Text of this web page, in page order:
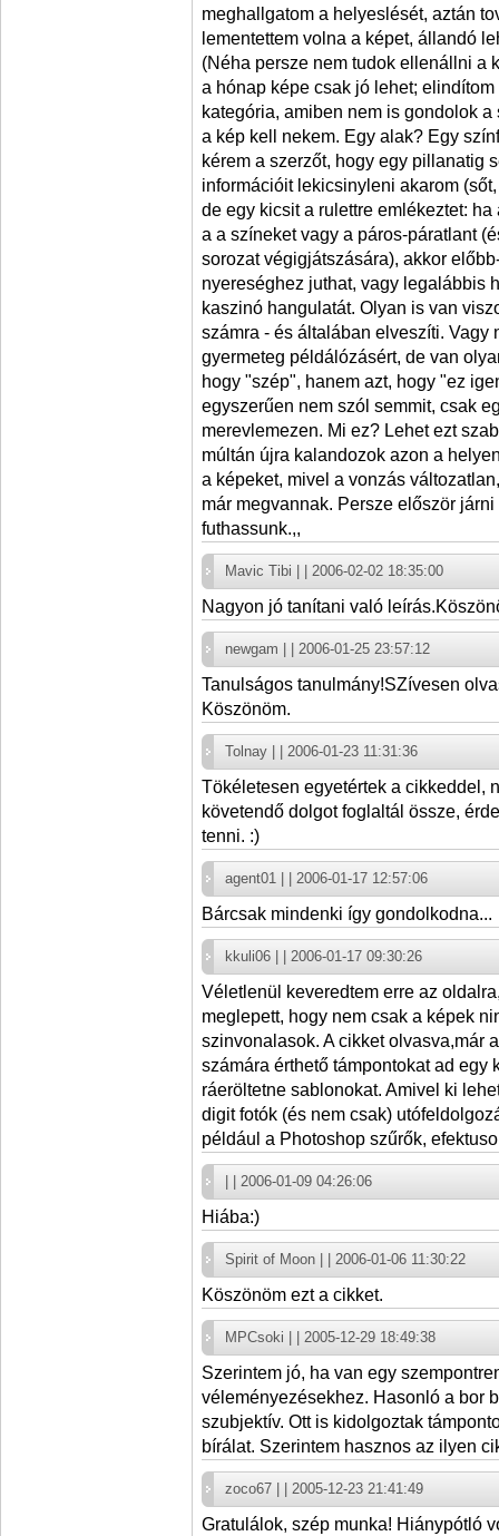
meghallgatom a helyeslését, aztán
lementettem volna a képet, állandó
(Néha persze nem tudok ellenállni a
a hónap képe csak jó lehet;
kategória, amiben nem is gondolok
a kép kell nekem. Egy alak? Egy
kérem a szerzőt, hogy egy pillanatig
információit lekicsinyleni akarom
de egy kicsit a rulettre emlékeztet:
a a színeket vagy a páros-páratlant
sorozat végigjátszására), akkor
nyereséghez juthat, vagy legalábbis
kaszinó hangulatát. Olyan is van
számra - és általában elveszíti. Vagy
gyermeteg példálózásért, de van
hogy "szép", hanem azt, hogy "ez
egyszerűen nem szól semmit, csak
merevlemezen. Mi ez? Lehet ezt
múltán újra kalandozok azon a
a képeket, mivel a vonzás
már megvannak. Persze először
futhassunk.,,
Mavic Tibi | | 2006-02-02 18:35:00
Nagyon jó tanítani való
newgam | | 2006-01-25 23:57:12
Tanulságos tanulmány!SZívesen
Köszönöm.
Tolnay | | 2006-01-23 11:31:36
Tökéletesen egyetértek a cikkeddel,
követendő dolgot foglaltál össze,
tenni. :)
agent01 | | 2006-01-17 12:57:06
Bárcsak mindenki így gondolkodna...
kkuli06 | | 2006-01-17 09:30:26
Véletlenül keveredtem erre az
meglepett, hogy nem csak a képek
szinvonalasok. A cikket olvasva,már
számára érthető támpontokat ad
ráeröltetne sablonokat. Amivel ki
digit fotók (és nem csak)
például a Photoshop szűrők,
| | 2006-01-09 04:26:06
Hiába:)
Spirit of Moon | | 2006-01-06 11:30:22
Köszönöm ezt a cikket.
MPCsoki | | 2005-12-29 18:49:38
Szerintem jó, ha van egy
véleményezésekhez. Hasonló a bor
szubjektív. Ott is kidolgoztak
bírálat. Szerintem hasznos az ilyen
zoco67 | | 2005-12-23 21:41:49
Gratulálok, szép munka! Hiánypótló